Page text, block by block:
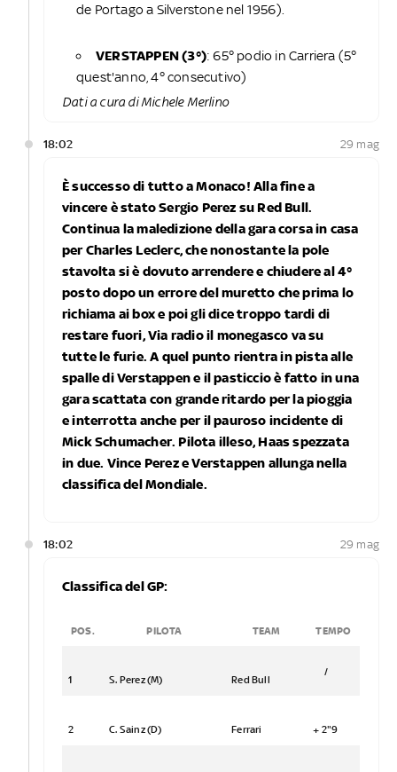
de Portago a Silverstone nel 1956).
VERSTAPPEN (3°): 65° podio in Carriera (5°
quest'anno, 4° consecutivo)
Dati a cura di Michele Merlino
18:02 29 mag
È successo di tutto a Monaco! Alla fine a
vincere è stato Sergio Perez su Red Bull.
Continua la maledizione della gara corsa in casa
per Charles Leclerc, che nonostante la pole
stavolta si è dovuto arrendere e chiudere al 4°
posto dopo un errore del muretto che prima lo
richiama ai box e poi gli dice troppo tardi di
restare fuori, Via radio il monegasco va su
tutte le furie. A quel punto rientra in pista alle
spalle di Verstappen e il pasticcio è fatto in una
gara scattata con grande ritardo per la pioggia
e interrotta anche per il pauroso incidente di
Mick Schumacher. Pilota illeso, Haas spezzata
in due. Vince Perez e Verstappen allunga nella
classifica del Mondiale.
18:02 29 mag
Classifica del GP:
POS. PILOTA TEAM TEMPO
1 S. Perez (M) Red Bull
/
2 C. Sainz (D) Ferrari + 2"9